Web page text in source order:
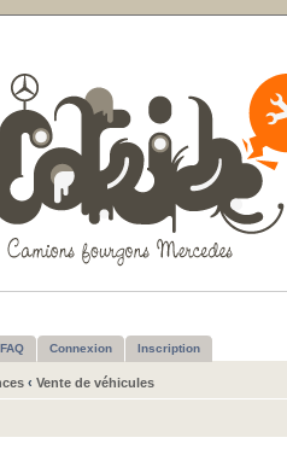
FAQ Connexion Inscription
‹ Vente de véhicules